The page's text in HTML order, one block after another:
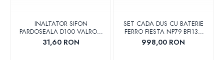
INALTATOR SIFON
PARDOSEALA D100 VALROM
17001900004
31,60 RON
SET CADA DUS CU BATERIE
FERRO FIESTA NP79-BFI13U
CROM
998,00 RON